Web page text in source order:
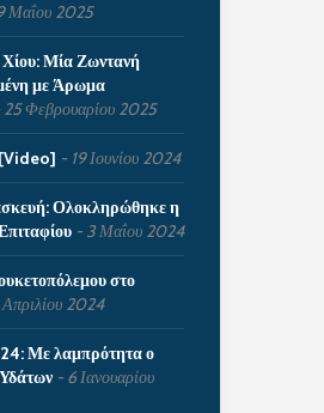
Μαΐου 2025
Μία Ζωντανή
με Άρωμα
25 Φεβρουαρίου 2025
19 Ιουνίου 2024
Ολοκληρώθηκε η
3 Μαΐου 2024
στο
2024
Με λαμπρότητα ο
6 Ιανουαρίου